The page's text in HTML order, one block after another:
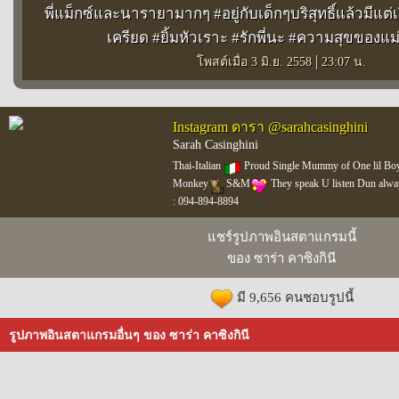
พี่แม็กซ์และนารายามากๆ #อยู่กับเด็กๆบริสุทธิ์แล้วมีแต่
เครียด #ยิ้มหัวเราะ #รักพี่นะ #ความสุขของแ
โพสต์เมื่อ 3 มิ.ย. 2558 | 23:07 น.
Instagram ดารา @sarahcasinghini
Sarah Casinghini
Thai-Italian
Proud Single Mummy of One lil
Monkey
S&M
They speak U listen Dun
: 094-894-8894
แชร์รูปภาพอินสตาแกรมนี้
ของ ซาร่า คาซิงกินี
มี 9,656 คนชอบรูปนี้
รูปภาพอินสตาแกรมอื่นๆ ของ ซาร่า คาซิงกินี